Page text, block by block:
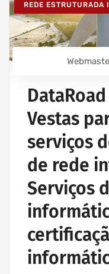
REDE ESTRUTURADA
Vestas
serviços
de rede
Serviços